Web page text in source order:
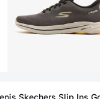
Skechers Slip Ins